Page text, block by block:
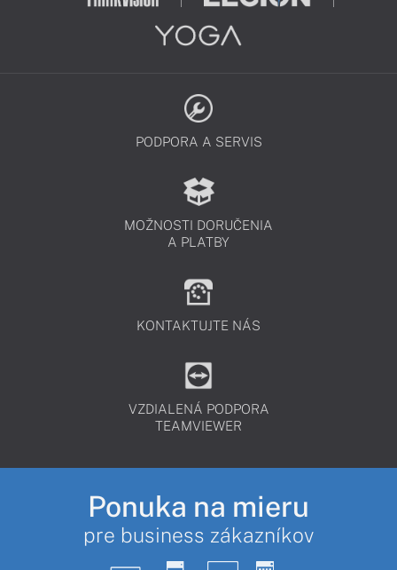
PODPORA A SERVIS
MOŽNOSTI DORUČENIA
A PLATBY
KONTAKTUJTE NÁS
VZDIALENÁ PODPORA
TEAMVIEWER
Ponuka na mieru
pre business zákazníkov